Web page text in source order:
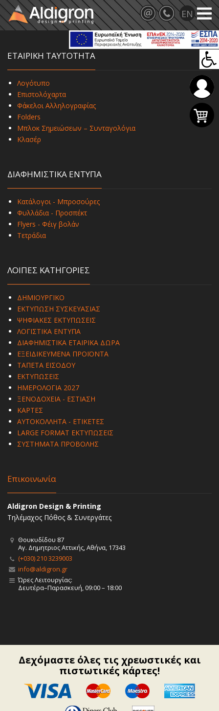
ΕΤΑΙΡΙΚΗ ΤΑΥΤΟΤΗΤΑ
Λογότυπο
Επιστολόχαρτα
Φάκελοι Αλληλογραφίας
Folders
Μπλοκ Σημειώσεων – Συνταγολόγια
Κλασέρ
ΔΙΑΦΗΜΙΣΤΙΚΑ ΕΝΤΥΠΑ
Κατάλογοι - Μπροσούρες
Φυλλάδια - Προσπέκτ
Flyers - Φέιγ βολάν
Τετράδια
ΛΟΙΠΕΣ ΚΑΤΗΓΟΡΙΕΣ
ΔΗΜΙΟΥΡΓΙΚΟ
ΕΚΤΥΠΩΣΗ ΣΥΣΚΕΥΑΣΙΑΣ
ΨΗΦΙΑΚΕΣ ΕΚΤΥΠΩΣΕΙΣ
ΛΟΓΙΣΤΙΚΑ ΕΝΤΥΠΑ
ΔΙΑΦΗΜΙΣΤΙΚΑ ΕΤΑΙΡΙΚΑ ΔΩΡΑ
ΕΞΕΙΔΙΚΕΥΜΕΝΑ ΠΡΟΪΟΝΤΑ
ΤΑΠΕΤΑ ΕΙΣΟΔΟΥ
ΕΚΤΥΠΩΣΕΙΣ
ΗΜΕΡΟΛΟΓΙΑ 2027
ΞΕΝΟΔΟΧΕΙΑ - ΕΣΤΙΑΣΗ
ΚΑΡΤΕΣ
ΑΥΤΟΚΟΛΛΗΤΑ - ΕΤΙΚΕΤΕΣ
LARGE FORMAT ΕΚΤΥΠΩΣΕΙΣ
ΣΥΣΤΗΜΑΤΑ ΠΡΟΒΟΛΗΣ
Επικοινωνία
Aldigron Design & Printing
Τηλέμαχος Πόθος & Συνεργάτες
Θουκυδίδου 87
Αγ. Δημητριος Αττικής, Αθήνα, 17343
(+030) 210 3239003
info@aldigron.gr
Ώρες Λειτουργίας:
Δευτέρα–Παρασκευή, 09:00 – 18:00
Δεχόμαστε όλες τις χρεωστικές και
πιστωτικές κάρτες!